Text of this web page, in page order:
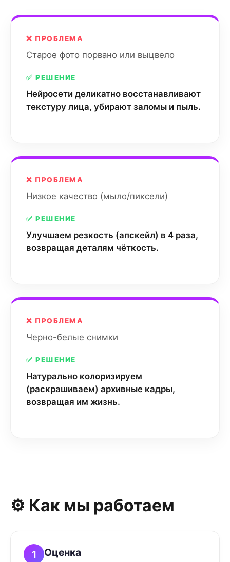
❌ ПРОБЛЕМА
Старое фото порвано или выцвело
✅ РЕШЕНИЕ
Нейросети деликатно восстанавливают
текстуру лица, убирают заломы и пыль.
❌ ПРОБЛЕМА
Низкое качество (мыло/пиксели)
✅ РЕШЕНИЕ
Улучшаем резкость (апскейл) в 4 раза,
возвращая деталям чёткость.
❌ ПРОБЛЕМА
Черно-белые снимки
✅ РЕШЕНИЕ
Натурально колоризируем
(раскрашиваем) архивные кадры,
возвращая им жизнь.
⚙️ Как мы работаем
1 Оценка